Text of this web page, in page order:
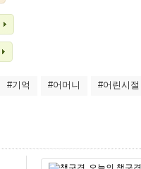
#기억 #어머니 #어린시절